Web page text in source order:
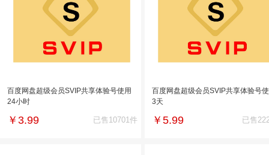
百度网盘超级会员SVIP共享体验号使用
24小时
￥ 3.99 已售10701件
百度网盘超级会员SVIP共享体验号
3天
￥5.99 已售